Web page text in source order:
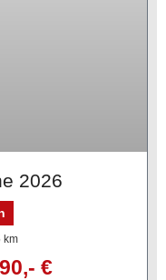
2026
km
€